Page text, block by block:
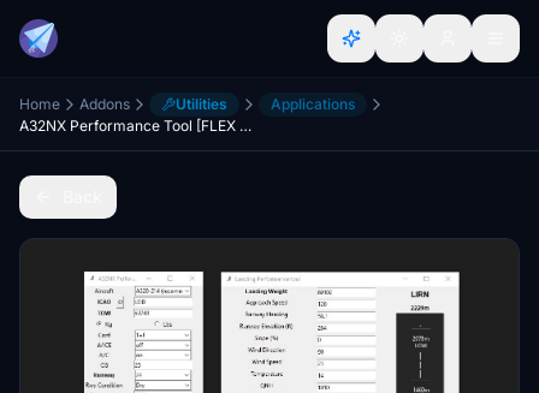
Home Addons Utilities
Applications
A32NX Performance Tool [FLEX Calculator - Automatic][Simbrief]